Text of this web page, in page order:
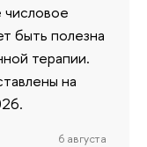
быть полезна
терапии.
на
6 августа